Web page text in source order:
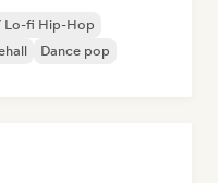
Lo-fi Hip-Hop
Dance pop